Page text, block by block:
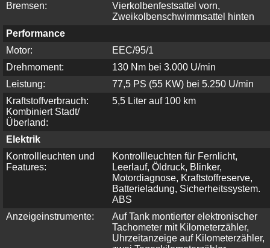
Bremsen:
Vierkolbenfestsattel vorn,
Zweikolbenschwimmsattel hinten
Performance
Motor:
EEC/95/1
Drehmoment:
130 Nm bei 3.000 U/min
Leistung:
77,5 PS (55 KW) bei 5.250 U/min
Kraftstoffverbrauch:
Kombiniert Stadt/
Überland:
5,5 Liter auf 100 km
Elektrik
Kontrollleuchten und
Features:
Kontrollleuchten für Fernlicht,
Leerlauf, Öldruck, Blinker,
Motordiagnose, Kraftstoffreserve,
Batterieladung, Sicherheitssystem.
ABS
Anzeigeinstrumente:
Auf Tank montierter elektronischer
Tachometer mit Kilometerzähler,
Uhrzeitanzeige auf Kilometerzähler,